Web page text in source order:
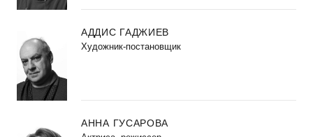
АДДИС ГАДЖИЕВ
Художник-постановщик
АННА ГУСАРОВА